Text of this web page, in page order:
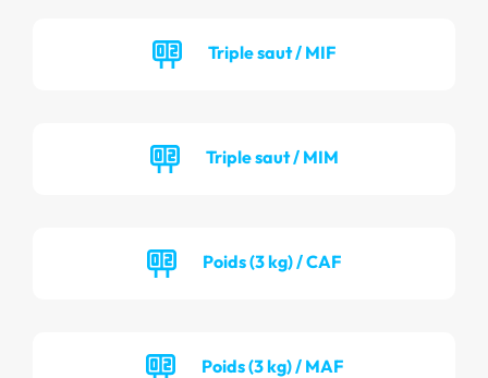
Triple saut / MIF
Triple saut / MIM
Poids (3 kg) / CAF
Poids (3 kg) / MAF